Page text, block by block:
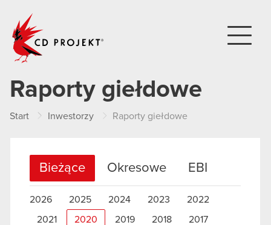
Raporty giełdowe
Start Inwestorzy Raporty giełdowe
Bieżące Okresowe EBI
2026 2025 2024 2023 2022
2021 2020 2019 2018 2017